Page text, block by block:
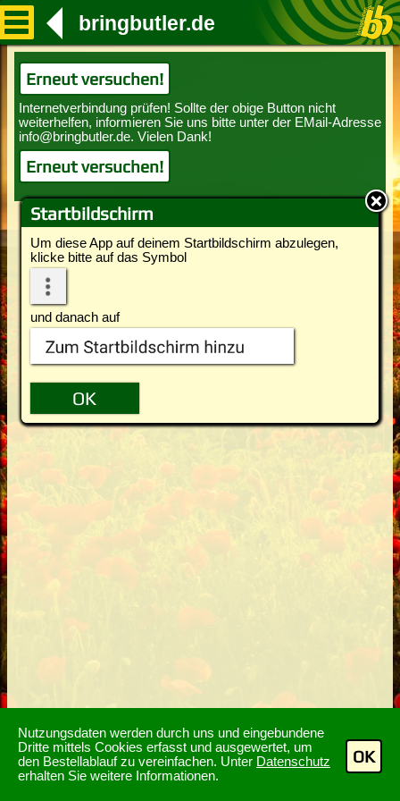
Nutzungsdaten werden durch uns und eingebundene
Dritte mittels Cookies erfasst und ausgewertet, um
den Bestellablauf zu vereinfachen. Unter Datenschutz
erhalten Sie weitere Informationen.
OK
Startbildschirm
Um diese App auf deinem Startbildschirm abzulegen,
klicke bitte auf das Symbol
und danach auf
bringbutler.de
Erneut versuchen!
Erneut versuchen!